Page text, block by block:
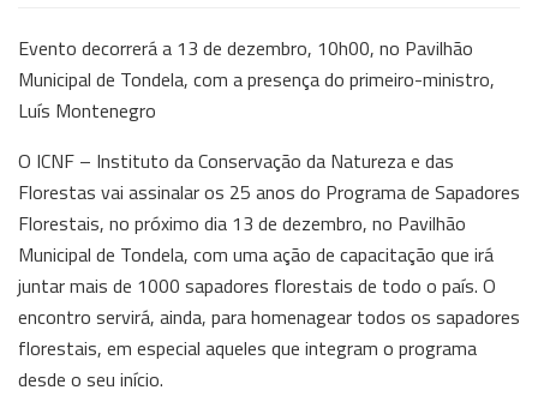
Evento decorrerá a 13 de dezembro, 10h00, no Pavilhão
Municipal de Tondela, com a presença do primeiro-ministro,
Luís Montenegro
O ICNF – Instituto da Conservação da Natureza e das
Florestas vai assinalar os 25 anos do Programa de Sapadores
Florestais, no próximo dia 13 de dezembro, no Pavilhão
Municipal de Tondela, com uma ação de capacitação que irá
juntar mais de 1000 sapadores florestais de todo o país. O
encontro servirá, ainda, para homenagear todos os sapadores
florestais, em especial aqueles que integram o programa
desde o seu início.